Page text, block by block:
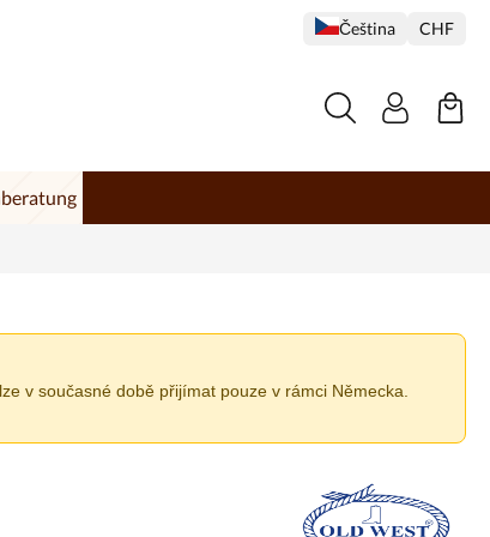
Čeština CHF
v současné době přijímat pouze v rámci Německa.